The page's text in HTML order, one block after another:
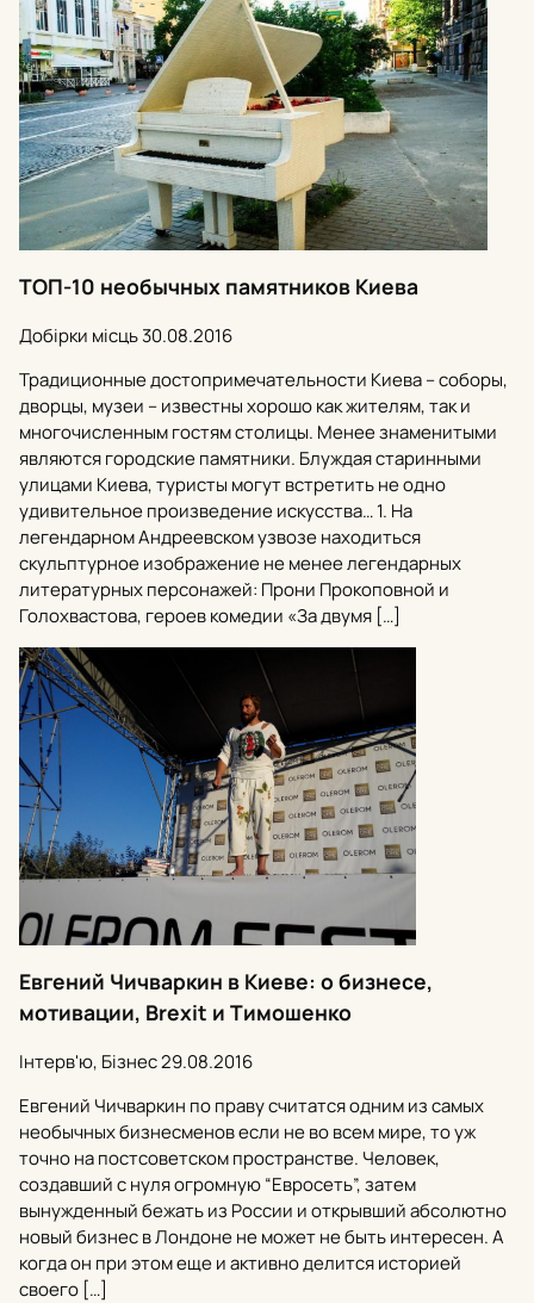
ТОП-10 необычных памятников Киева
Добірки місць30.08.2016
Традиционные достопримечательности Киева – соборы,
дворцы, музеи – известны хорошо как жителям, так и
многочисленным гостям столицы. Менее знаменитыми
являются городские памятники. Блуждая старинными
улицами Киева, туристы могут встретить не одно
удивительное произведение искусства… 1. На
легендарном Андреевском узвозе находиться
скульптурное изображение не менее легендарных
литературных персонажей: Прони Прокоповной и
Голохвастова, героев комедии «За двумя […]
Евгений Чичваркин в Киеве: о бизнесе,
мотивации, Brexit и Тимошенко
Інтерв'ю, Бізнес29.08.2016
Евгений Чичваркин по праву считатся одним из самых
необычных бизнесменов если не во всем мире, то уж
точно на постсоветском пространстве. Человек,
создавший с нуля огромную “Евросеть”, затем
вынужденный бежать из России и открывший абсолютно
новый бизнес в Лондоне не может не быть интересен. А
когда он при этом еще и активно делится историей
своего […]